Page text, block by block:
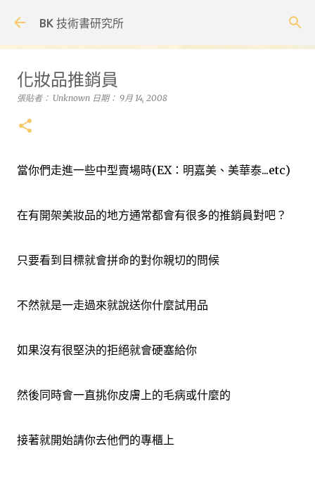
BK 技術書研究所
化妝品推銷員
張貼者： Unknown 日期： 9月 14, 2008
當你們走進一些中型賣場時(EX：明嘉美、美華泰...etc)
在有開架美妝品的地方通常都會有很多的推銷員對吧？
只要看到目標就會拼命的對你親切的問候
不然就是一走過來就說送你什麼試用品
如果沒有很堅決的拒絕就會硬塞給你
然後同時會一直挑你皮膚上的毛病或什麼的
接著就開始請你去他們的專櫃上